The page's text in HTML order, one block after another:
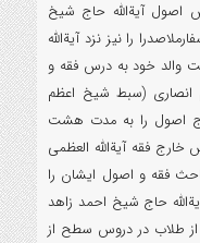
اصول آیةالله حاج شیخ
را نیز نزد آیةالله
والد خود به درس فقه و
انصاری (سبط شیخ اعظم
اصول را به مدت هشت
و 20سال در درس خارج فقه آیةالله العظمی
فقه و اصول ایشان را
حاج شیخ احمد زاهد
طلاب در دروس سطح از